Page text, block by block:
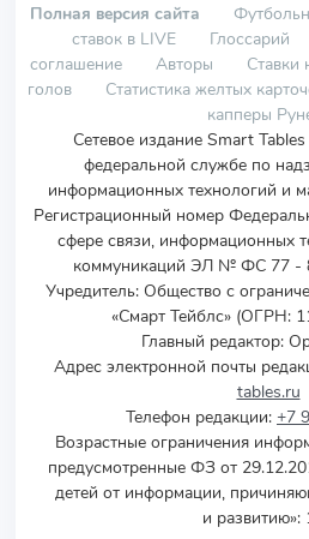
Полная версия сайта
ставок в LIVE
Глоссарий
соглашение
Авторы Ставки
голов
Статистика желтых
капперы
Сетевое издание Smart
федеральной службе по
информационных технологий и
Регистрационный номер
сфере связи, информационных
коммуникаций ЭЛ № ФС 77 -
Учредитель: Общество с
«Смарт Тейблс» (ОГРН:
Главный редактор:
Адрес электронной почты
tables.ru
Телефон редакции: +7
Возрастные ограничения
предусмотренные ФЗ от
детей от информации,
и развитию»: